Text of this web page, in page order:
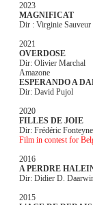
2023
MAGNIFICAT
Dir : Virginie Sauveur
2021
OVERDOSE
Dir: Olivier Marchal
Amazone
ESPERANDO A
Dir: David Pujol
2020
FILLES DE JOIE
Dir: Frédéric
Film in contest for
2016
A PERDRE
Dir: Didier D.
2015